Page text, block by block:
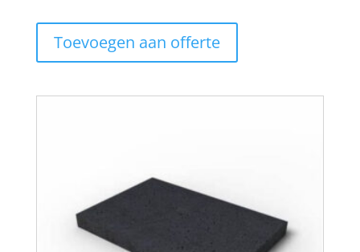
Toevoegen aan offerte